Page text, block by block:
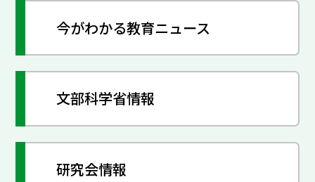
今がわかる教育ニュース
文部科学省情報
研究会情報